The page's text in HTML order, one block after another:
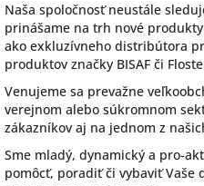
Naša spoločnosť neustále
prinášame na trh nové
ako exkluzívneho distribútora
produktov značky BISAF či
Venujeme sa prevažne
verejnom alebo súkromnom
zákazníkov aj na jednom z
Sme mladý, dynamický a pro-
pomôcť, poradiť či vybaviť Vaše